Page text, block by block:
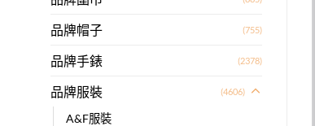
品牌帽子 (755)
品牌手錶 (2378)
品牌服裝 (4606)
A&F服裝